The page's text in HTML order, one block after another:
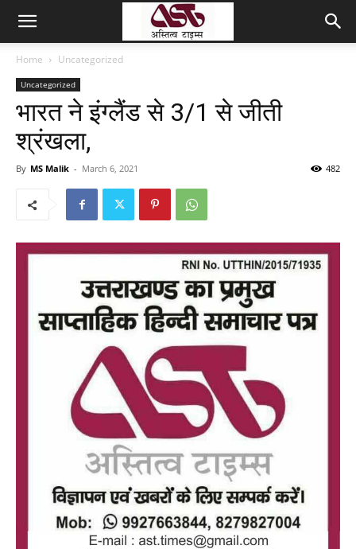
Home Uncategorized
Uncategorized
भारत ने इंग्लैंड से 3/1 से जीती
श्रंखला,
By MS Malik - March 6, 2021 482